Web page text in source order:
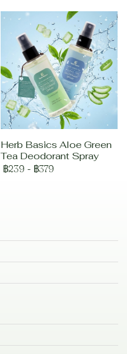
Herb Basics Aloe Green
Tea Deodorant Spray
฿239 - ฿379